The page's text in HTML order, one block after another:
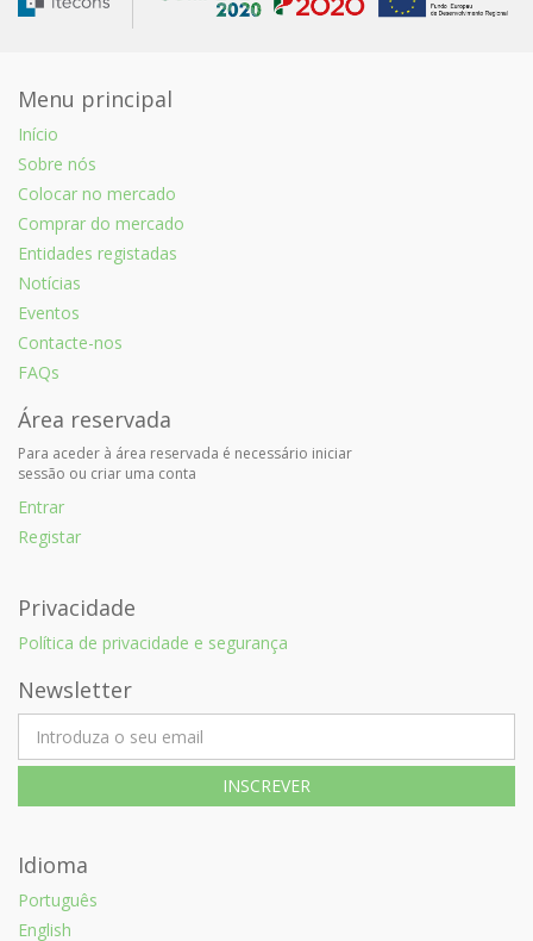
Menu principal
Início
Sobre nós
Colocar no mercado
Comprar do mercado
Entidades registadas
Notícias
Eventos
Contacte-nos
FAQs
Área reservada
Para aceder à área reservada é necessário iniciar
sessão ou criar uma conta
Entrar
Registar
Privacidade
Política de privacidade e segurança
Newsletter
Idioma
Português
English